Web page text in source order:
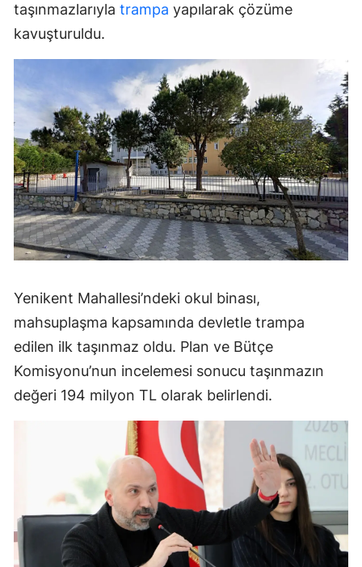
taşınmazlarıyla trampa yapılarak çözüme
kavuşturuldu.
Yenikent Mahallesi’ndeki okul binası,
mahsuplaşma kapsamında devletle trampa
edilen ilk taşınmaz oldu. Plan ve Bütçe
Komisyonu’nun incelemesi sonucu taşınmazın
değeri 194 milyon TL olarak belirlendi.